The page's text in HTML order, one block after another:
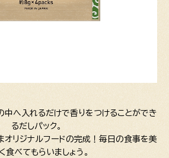
中へ入れるだけで香りをつけることができ
るだしパック。
オリジナルフードの完成！毎日の食事を美
食べてもらいましょう。